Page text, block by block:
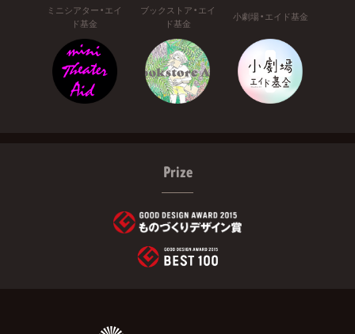
ミニシアター・エイ
ド基金
ブックストア・エイ
ド基金
小劇場・エイド基金
Prize